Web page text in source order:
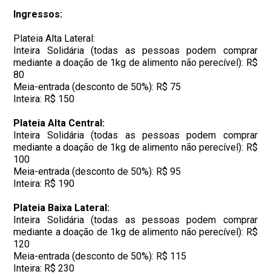
Ingressos:
Plateia Alta Lateral:
Inteira Solidária (todas as pessoas podem comprar
mediante a doação de 1kg de alimento não perecível): R$
80
Meia-entrada (desconto de 50%): R$ 75
Inteira: R$ 150
Plateia Alta Central:
Inteira Solidária (todas as pessoas podem comprar
mediante a doação de 1kg de alimento não perecível): R$
100
Meia-entrada (desconto de 50%): R$ 95
Inteira: R$ 190
Plateia Baixa Lateral:
Inteira Solidária (todas as pessoas podem comprar
mediante a doação de 1kg de alimento não perecível): R$
120
Meia-entrada (desconto de 50%): R$ 115
Inteira: R$ 230